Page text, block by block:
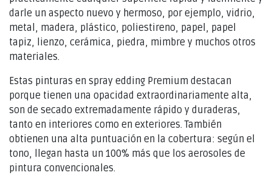
darle un aspecto nuevo y hermoso, por ejemplo, vidrio,
metal, madera, plástico, poliestireno, papel, papel
tapiz, lienzo, cerámica, piedra, mimbre y muchos otros
materiales.
Estas pinturas en spray edding Premium destacan
porque tienen una opacidad extraordinariamente alta,
son de secado extremadamente rápido y duraderas,
tanto en interiores como en exteriores. También
obtienen una alta puntuación en la cobertura: según el
tono, llegan hasta un 100% más que los aerosoles de
pintura convencionales.